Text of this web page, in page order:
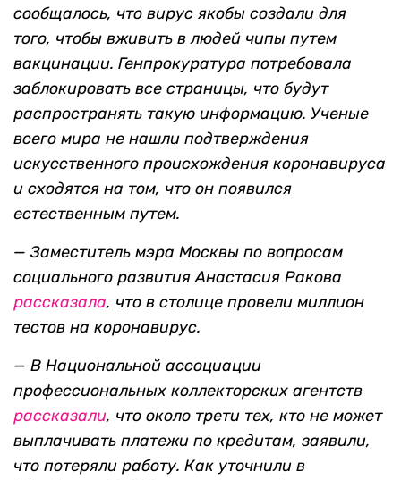
сообщалось, что вирус якобы создали для
того, чтобы вживить в людей чипы путем
вакцинации. Генпрокуратура потребовала
заблокировать все страницы, что будут
распространять такую информацию. Ученые
всего мира не нашли подтверждения
искусственного происхождения коронавируса
и сходятся на том, что он появился
естественным путем.
— Заместитель мэра Москвы по вопросам
социального развития Анастасия Ракова
рассказала, что в столице провели миллион
тестов на коронавирус.
— В Национальной ассоциации
профессиональных коллекторских агентств
рассказали, что около трети тех, кто не может
выплачивать платежи по кредитам, заявили,
что потеряли работу. Как уточнили в